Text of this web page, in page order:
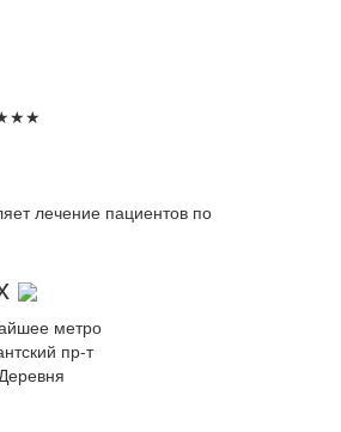
★★
лечение пациентов по
метро
пр-т